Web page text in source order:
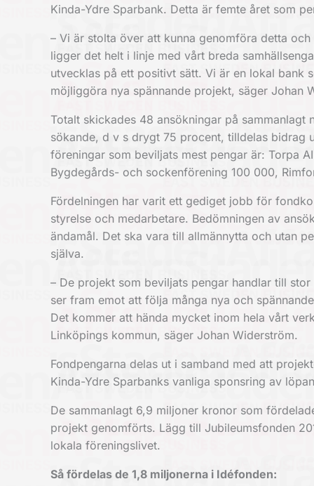
Kinda-Ydre Sparbank. Detta är femte året som
– Vi är stolta över att kunna genomföra detta
ligger det helt i linje med vårt breda
utvecklas på ett positivt sätt. Vi är en lokal bank
möjliggöra nya spännande projekt, säger Johan
Totalt skickades 48 ansökningar på
sökande, d v s drygt 75 procent, tilldelas bidrag
föreningar som beviljats mest pengar är: Torpa
Bygdegårds- och sockenförening 100 000,
Fördelningen har varit ett gediget jobb för
styrelse och medarbetare. Bedömningen av
ändamål. Det ska vara till allmännytta och utan
själva.
– De projekt som beviljats pengar handlar till
ser fram emot att följa många nya och
Det kommer att hända mycket inom hela vårt
Linköpings kommun, säger Johan Widerström.
Fondpengarna delas ut i samband med att
Kinda-Ydre Sparbanks vanliga sponsring av
De sammanlagt 6,9 miljoner kronor som
projekt genomförts. Lägg till Jubileumsfonden
lokala föreningslivet.
Så fördelas de 1,8 miljonerna i Idéfonden: